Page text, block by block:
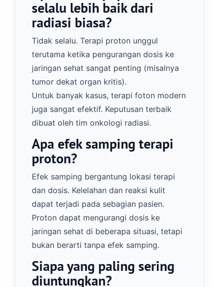
selalu lebih baik dari
radiasi biasa?
Tidak selalu. Terapi proton unggul
terutama ketika pengurangan dosis ke
jaringan sehat sangat penting (misalnya
tumor dekat organ kritis).
Untuk banyak kasus, terapi foton modern
juga sangat efektif. Keputusan terbaik
dibuat oleh tim onkologi radiasi.
Apa efek samping terapi
proton?
Efek samping bergantung lokasi terapi
dan dosis. Kelelahan dan reaksi kulit
dapat terjadi pada sebagian pasien.
Proton dapat mengurangi dosis ke
jaringan sehat di beberapa situasi, tetapi
bukan berarti tanpa efek samping.
Siapa yang paling sering
diuntungkan?